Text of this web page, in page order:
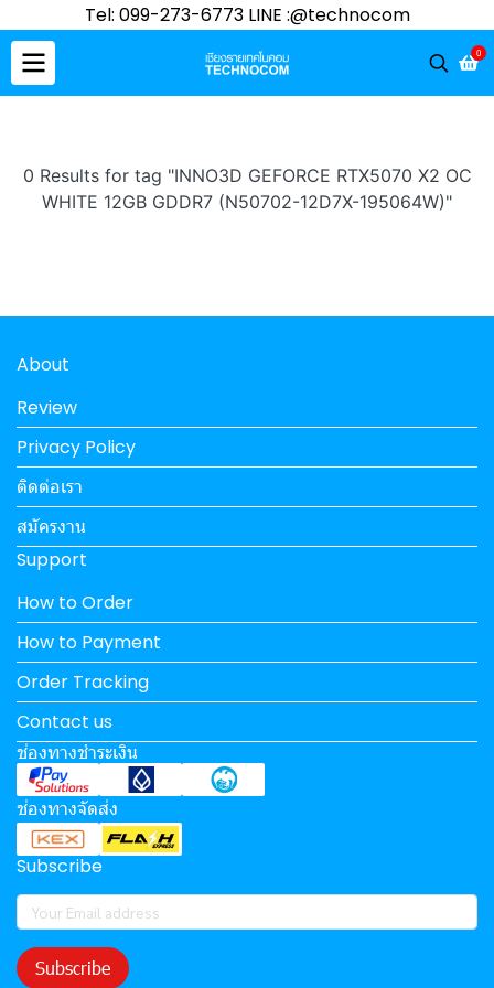
Tel: 099-273-6773 LINE :@technocom
0
0 Results for tag "INNO3D GEFORCE RTX5070 X2 OC
WHITE 12GB GDDR7 (N50702-12D7X-195064W)"
About
Review
Privacy Policy
ติดต่อเรา
สมัครงาน
Support
How to Order
How to Payment
Order Tracking
Contact us
ช่องทางชำระเงิน
ช่องทางจัดส่ง
Subscribe
Subscribe